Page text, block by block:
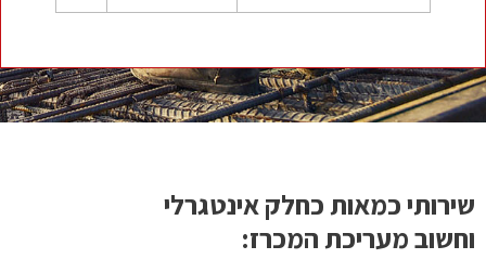
שירותי כמאות כחלק אינטגרלי
וחשוב מעריכת המכרז: